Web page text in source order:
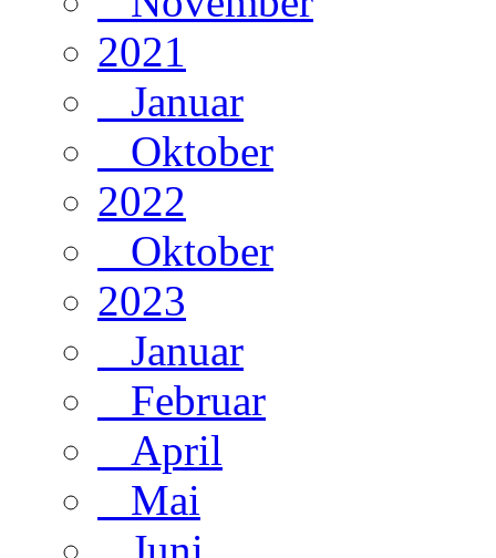
2021
Januar
Oktober
2022
Oktober
2023
Januar
Februar
April
Mai